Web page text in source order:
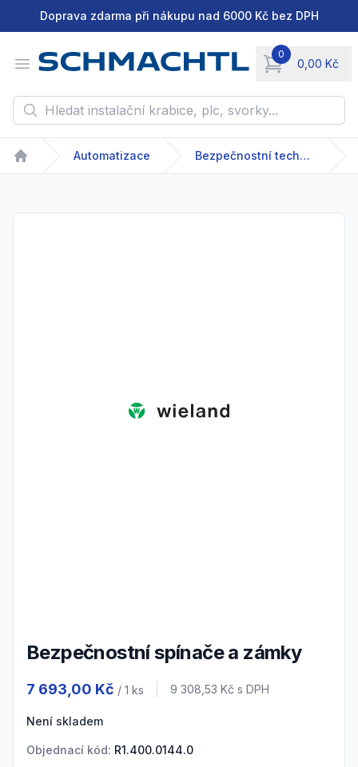
Doprava zdarma při nákupu nad 6000 Kč bez DPH
Open menu
0
0,00 Kč
items in cart,
Hledat instalační krabice, plc, svorky...
Home
Automatizace Bezpečnostní technika
Bezpečnostní spínače a zámky
7 693,00 Kč / 1 ks Cena s DPH
9 308,53 Kč s DPH
Není skladem
Objednací kód: R1.400.0144.0